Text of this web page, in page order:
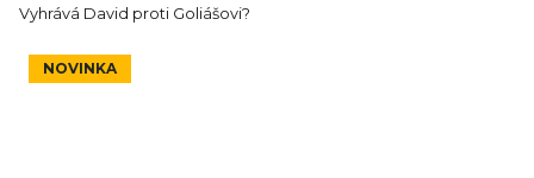
Vyhrává David proti Goliášovi?
NOVINKA